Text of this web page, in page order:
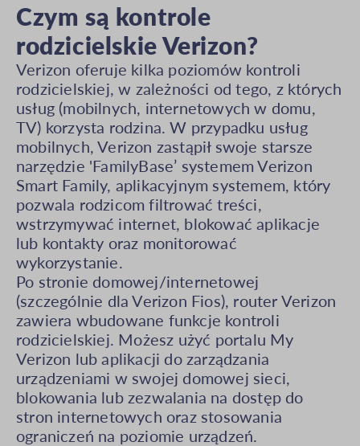
Czym są kontrole
rodzicielskie Verizon?
Verizon oferuje kilka poziomów kontroli
rodzicielskiej, w zależności od tego, z których
usług (mobilnych, internetowych w domu,
TV) korzysta rodzina. W przypadku usług
mobilnych, Verizon zastąpił swoje starsze
narzędzie 'FamilyBase’ systemem Verizon
Smart Family, aplikacyjnym systemem, który
pozwala rodzicom filtrować treści,
wstrzymywać internet, blokować aplikacje
lub kontakty oraz monitorować
wykorzystanie.
Po stronie domowej/internetowej
(szczególnie dla Verizon Fios), router Verizon
zawiera wbudowane funkcje kontroli
rodzicielskiej. Możesz użyć portalu My
Verizon lub aplikacji do zarządzania
urządzeniami w swojej domowej sieci,
blokowania lub zezwalania na dostęp do
stron internetowych oraz stosowania
ograniczeń na poziomie urządzeń.